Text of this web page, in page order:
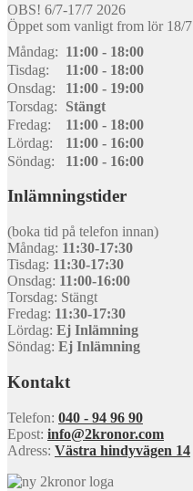
OBS! 6/7-17/7 2026
Öppet som vanligt from lör 18/7
Måndag: 11:00 - 18:00
Tisdag:
11:00 - 18:00
Onsdag:
11:00 - 19:00
Torsdag:
Stängt
Fredag:
11:00 - 18:00
Lördag:
11:00 - 16:00
Söndag:
11:00 - 16:00
Inlämningstider
(boka tid på telefon innan)
Måndag: 11:30-17:30
Tisdag: 11:30-17:30
Onsdag: 11:00-16:00
Torsdag: Stängt
Fredag: 11:30-17:30
Lördag: Ej Inlämning
Söndag: Ej Inlämning
Kontakt
Telefon: 040 - 94 96 90
Epost: info@2kronor.com
Adress: Västra hindyvägen 14